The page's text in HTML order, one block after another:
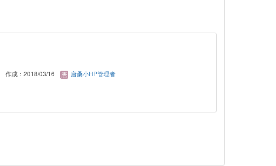
作成：2018/03/16 唐桑小HP管理者